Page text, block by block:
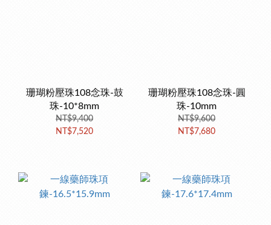
珊瑚粉壓珠108念珠-鼓
珠-10*8mm
NT$9,400
NT$7,520
珊瑚粉壓珠108念珠-圓
珠-10mm
NT$9,600
NT$7,680